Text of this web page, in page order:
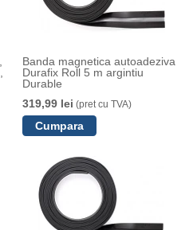
Banda magnetica autoadeziva
Durafix Roll 5 m argintiu
Durable
319,99 lei (pret cu TVA)